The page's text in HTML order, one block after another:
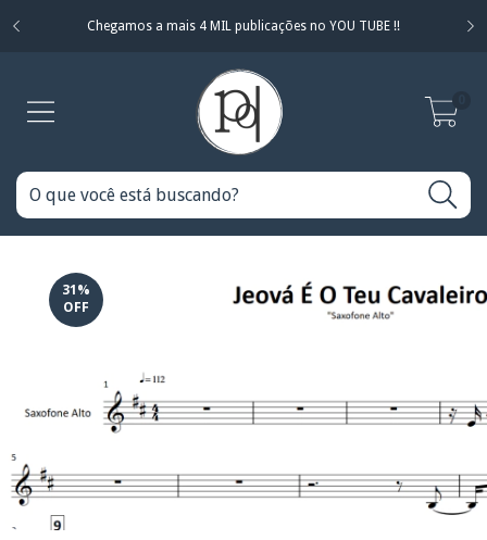
Chegamos a mais 4 MIL publicações no YOU TUBE !!
31 %
OFF